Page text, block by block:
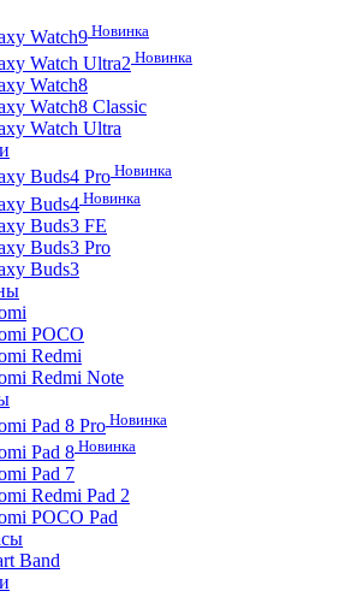
Watch9 Новинка
Watch Ultra2 Новинка
Watch8
Watch8 Classic
Watch Ultra
Buds4 Pro Новинка
Buds4 Новинка
Buds3 FE
Buds3 Pro
Buds3
POCO
Redmi
Redmi Note
Pad 8 Pro Новинка
Pad 8 Новинка
Pad 7
Redmi Pad 2
POCO Pad
Band